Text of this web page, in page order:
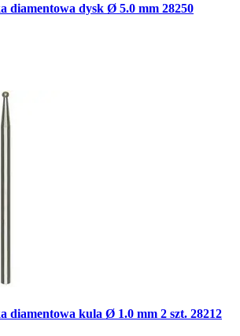
diamentowa dysk Ø 5.0 mm 28250
diamentowa kula Ø 1.0 mm 2 szt. 28212